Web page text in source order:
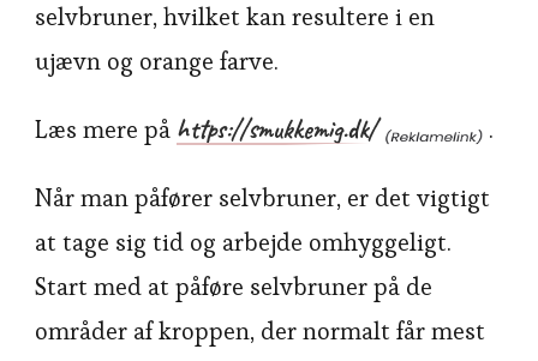
selvbruner, hvilket kan resultere i en
ujævn og orange farve.
Læs mere på https://smukkemig.dk/ .
Når man påfører selvbruner, er det vigtigt
at tage sig tid og arbejde omhyggeligt.
Start med at påføre selvbruner på de
områder af kroppen, der normalt får mest